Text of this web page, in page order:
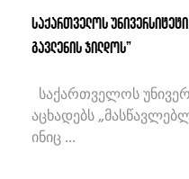
საქართველოს
გავლენის ჯილდოს”
საქართველოს
აცხადებს
ინიც ...